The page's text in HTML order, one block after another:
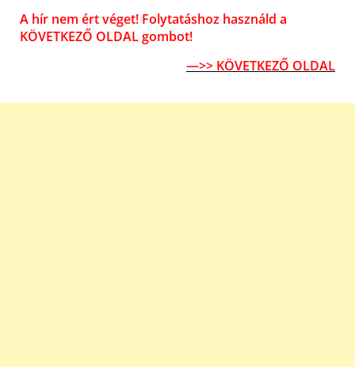
A hír nem ért véget! Folytatáshoz használd a
KÖVETKEZŐ OLDAL gombot!
—>> KÖVETKEZŐ OLDAL